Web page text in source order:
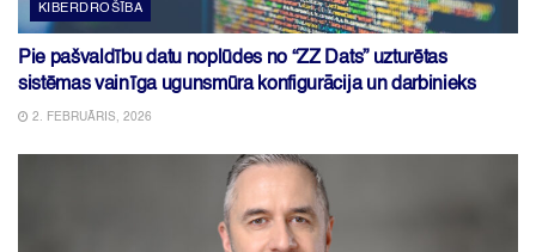
KIBERDROŠĪBA
Pie pašvaldību datu noplūdes no “ZZ Dats” uzturētas
sistēmas vainīga ugunsmūra konfigurācija un darbinieks
2. FEBRUĀRIS, 2026